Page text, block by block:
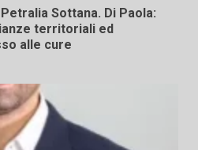
Sottana. Di Paola:
territoriali ed
alle cure